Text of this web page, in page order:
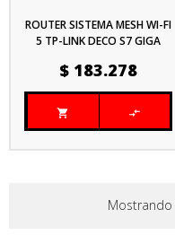
ROUTER SISTEMA MESH WI-FI
5 TP-LINK DECO S7 GIGA
Precio
$ 183.278
 